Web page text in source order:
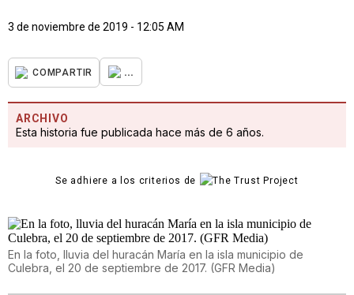
3 de noviembre de 2019 - 12:05 AM
COMPARTIR ...
ARCHIVO
Esta historia fue publicada hace más de 6 años.
Se adhiere a los criterios de
En la foto, lluvia del huracán María en la isla municipio de
Culebra, el 20 de septiembre de 2017. (GFR Media)